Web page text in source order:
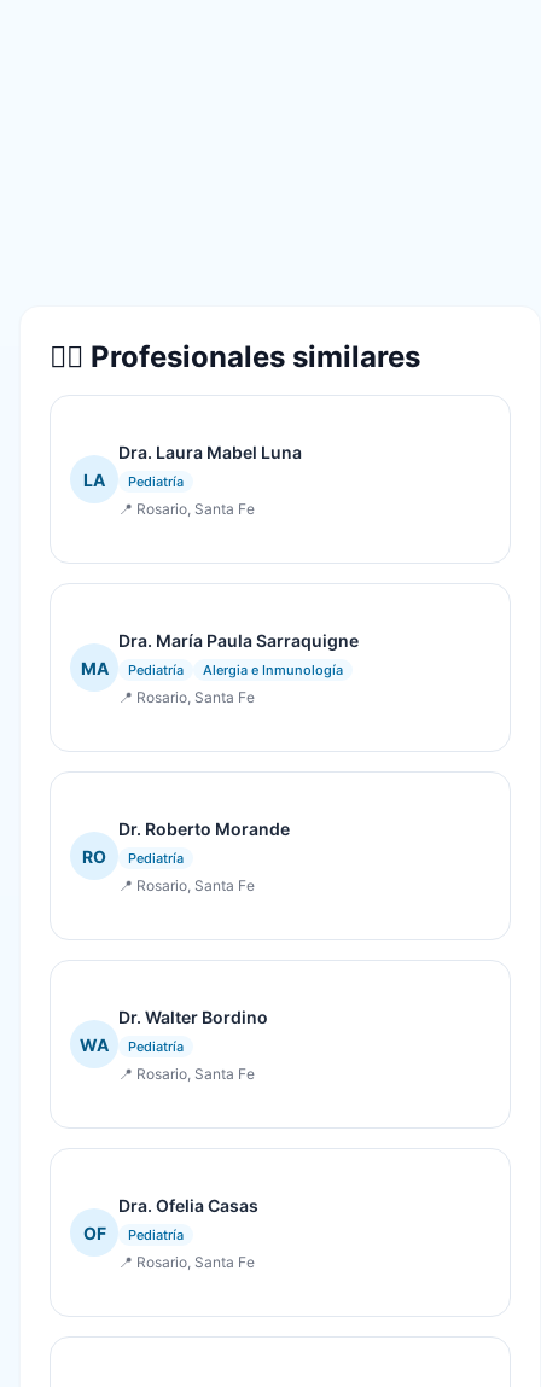
👨‍⚕️ Profesionales similares
LA
Dra. Laura Mabel Luna
Pediatría
📍 Rosario, Santa Fe
MA
Dra. María Paula Sarraquigne
Pediatría Alergia e Inmunología
📍 Rosario, Santa Fe
RO
Dr. Roberto Morande
Pediatría
📍 Rosario, Santa Fe
WA
Dr. Walter Bordino
Pediatría
📍 Rosario, Santa Fe
OF
Dra. Ofelia Casas
Pediatría
📍 Rosario, Santa Fe